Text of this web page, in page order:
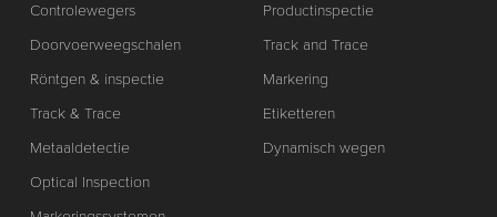
Controlewegers
Doorvoerweegschalen
Röntgen & inspectie
Track & Trace
Metaaldetectie
Optical Inspection
Productinspectie
Track and Trace
Markering
Etiketteren
Dynamisch wegen